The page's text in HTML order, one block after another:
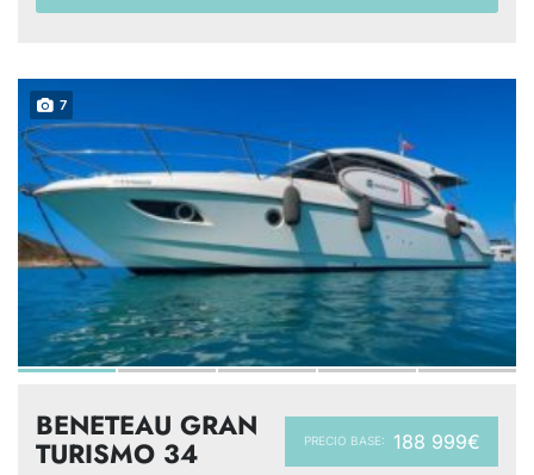
7
PRECIO BASE: 188 999€
BENETEAU GRAN
TURISMO 34